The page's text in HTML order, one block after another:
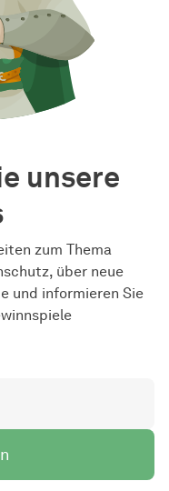
unsere
zum Thema
über neue
und informieren Sie